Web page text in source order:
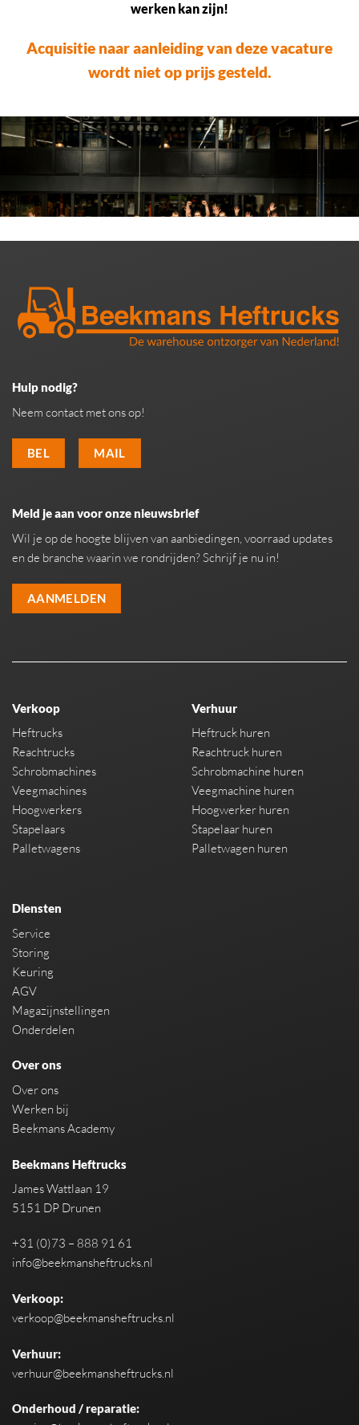
werken kan zijn!
Acquisitie naar aanleiding van deze vacature
wordt niet op prijs gesteld.
Hulp nodig?
Neem contact met ons op!
BEL MAIL
Meld je aan voor onze nieuwsbrief
Wil je op de hoogte blijven van aanbiedingen, voorraad updates
en de branche waarin we rondrijden? Schrijf je nu in!
AANMELDEN
Verkoop
Heftrucks
Reachtrucks
Schrobmachines
Veegmachines
Hoogwerkers
Stapelaars
Palletwagens
Verhuur
Heftruck huren
Reachtruck huren
Schrobmachine huren
Veegmachine huren
Hoogwerker huren
Stapelaar huren
Palletwagen huren
Diensten
Service
Storing
Keuring
AGV
Magazijnstellingen
Onderdelen
Over ons
Over ons
Werken bij
Beekmans Academy
Beekmans Heftrucks
James Wattlaan 19
5151 DP Drunen
+31 (0)73 – 888 91 61
info@beekmansheftrucks.nl
Verkoop:
verkoop@beekmansheftrucks.nl
Verhuur:
verhuur@beekmansheftrucks.nl
Onderhoud / reparatie: